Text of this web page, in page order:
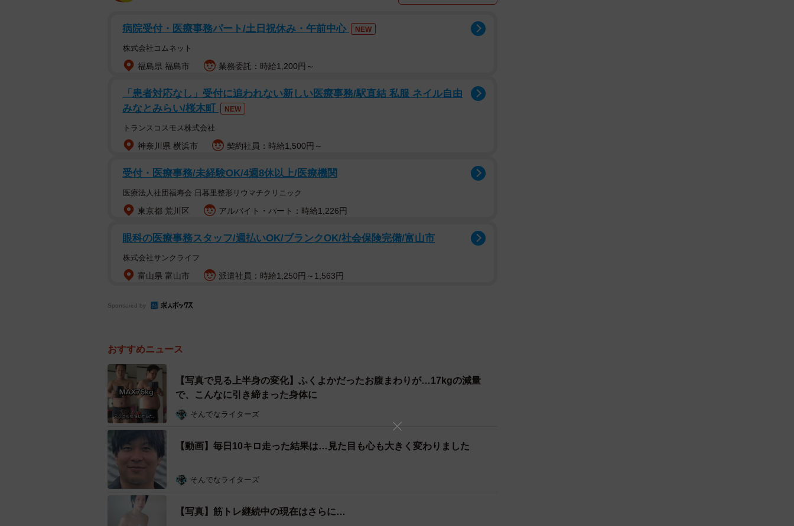
病院受付・医療事務パート/土日祝休み・午前中心 NEW
株式会社コムネット
福島県 福島市 業務委託：時給1,200円～
「患者対応なし」受付に追われない新しい医療事務/駅直結 私服 ネイル自由
みなとみらい/桜木町
NEW
トランスコスモス株式会社
神奈川県 横浜市 契約社員：時給1,500円～
受付・医療事務/未経験OK/4週8休以上/医療機関
医療法人社団福寿会 日暮里整形リウマチクリニック
東京都 荒川区 アルバイト・パート：時給1,226円
眼科の医療事務スタッフ/週払いOK/ブランクOK/社会保険完備/富山市
株式会社サンクライフ
富山県 富山市 派遣社員：時給1,250円～1,563円
Sponsored by
おすすめニュース
【写真で見る上半身の変化】ふくよかだったお腹まわりが…17kgの減量
で、こんなに引き締まった身体に
そんでなライターズ
【動画】毎日10キロ走った結果は…見た目も心も大きく変わりました
そんでなライターズ
【写真】筋トレ継続中の現在はさらに…